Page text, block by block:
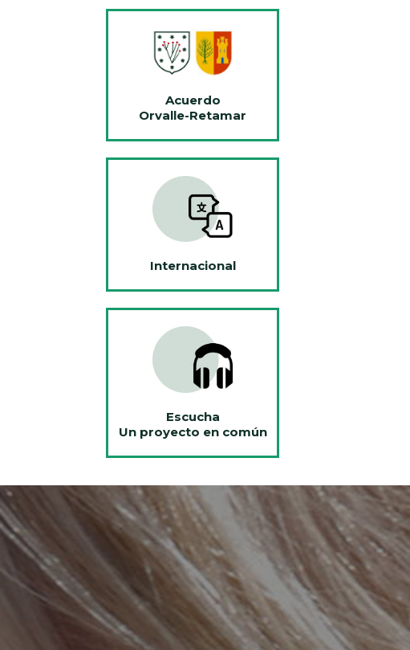
Acuerdo
Orvalle-Retamar
Internacional
Escucha
Un proyecto en común